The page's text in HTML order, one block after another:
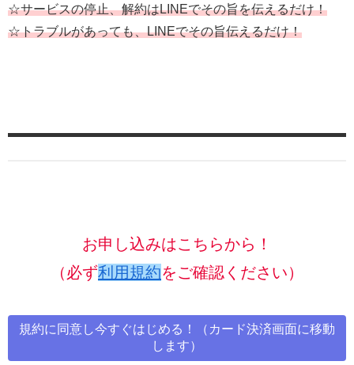
☆サービスの停止、解約はLINEでその旨を伝えるだけ！
☆トラブルがあっても、LINEでその旨伝えるだけ！
お申し込みはこちらから！
（必ず利用規約をご確認ください）
規約に同意し今すぐはじめる！（カード決済画面に移動
します）